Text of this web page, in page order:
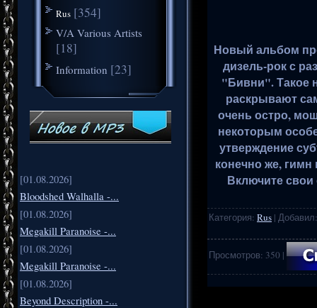
Rus [354]
V/A Various Artists
[18]
Information [23]
[01.08.2026]
Bloodshed Walhalla -...
[01.08.2026]
Megakill Paranoise -...
[01.08.2026]
Megakill Paranoise -...
[01.08.2026]
Beyond Description -...
Новый альбом
дизель-рок с
"Бивни". Такое
раскрывают
очень остро,
некоторым
утверждение
конечно же,
Включите
Категория: Rus | Добавил:
Просмотров: 350 |